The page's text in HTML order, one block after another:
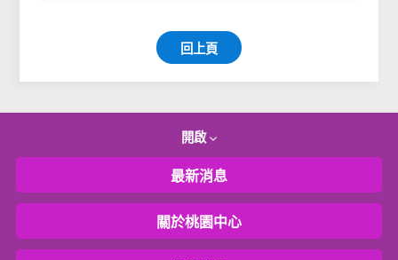
回上頁
開啟
最新消息
關於桃園中心